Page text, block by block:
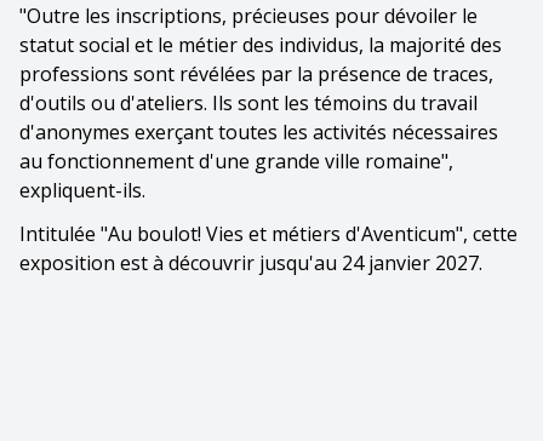
"Outre les inscriptions, précieuses pour dévoiler le
statut social et le métier des individus, la majorité des
professions sont révélées par la présence de traces,
d'outils ou d'ateliers. Ils sont les témoins du travail
d'anonymes exerçant toutes les activités nécessaires
au fonctionnement d'une grande ville romaine",
expliquent-ils.
Intitulée "Au boulot! Vies et métiers d'Aventicum", cette
exposition est à découvrir jusqu'au 24 janvier 2027.